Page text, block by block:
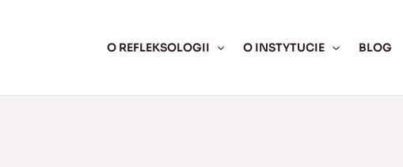
O REFLEKSOLOGII O INSTYTUCIE BLOG